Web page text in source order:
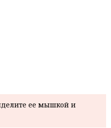
ее мышкой и